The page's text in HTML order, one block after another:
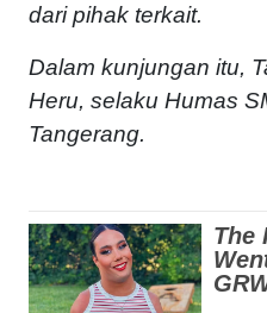
dari pihak terkait.
Dalam kunjungan itu,
Heru, selaku Humas
Tangerang.